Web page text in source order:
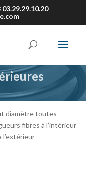
diamètre toutes
fibres à l’intérieur
l’extérieur